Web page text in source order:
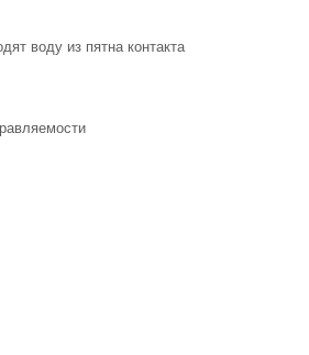
воду из пятна контакта